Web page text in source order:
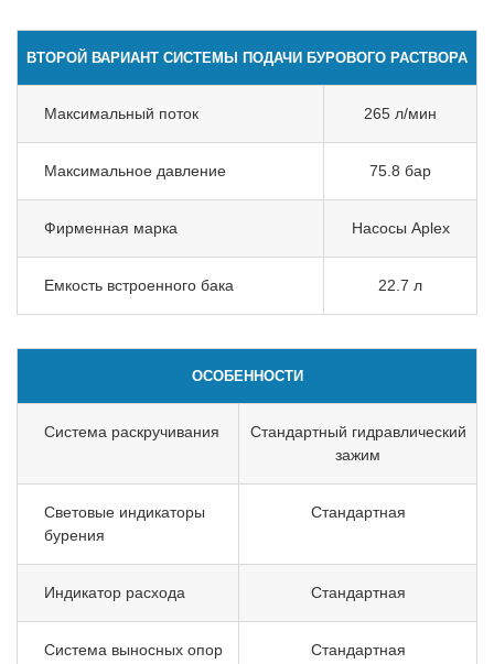
ВТОРОЙ ВАРИАНТ СИСТЕМЫ ПОДАЧИ БУРОВОГО РАСТВОРА
Максимальный поток 265 л/мин
Максимальное давление 75.8 бар
Фирменная марка Насосы Aplex
Емкость встроенного бака 22.7 л
ОСОБЕННОСТИ
Система раскручивания
Стандартный гидравлический
зажим
Световые индикаторы
бурения
Стандартная
Индикатор расхода Стандартная
Система выносных опор Стандартная